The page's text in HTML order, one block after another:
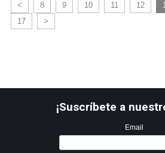
< 8 9 10 11 12
17
>
¡Suscríbete a
Email